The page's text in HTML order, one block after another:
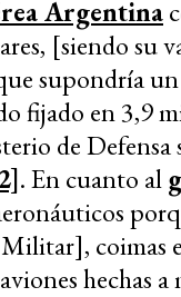
Argentina
[siendo su
supondría
fijado en 3,9
de Defensa
. En cuanto al
coimas
hechas a